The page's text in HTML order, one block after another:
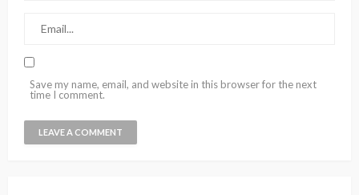
Save my name, email, and website in this browser for the next
time I comment.